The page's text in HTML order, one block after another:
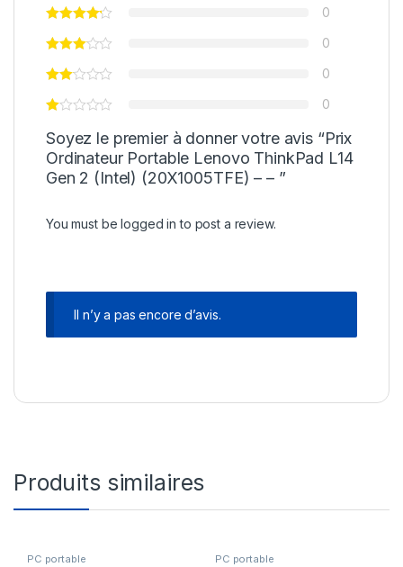
0
0
0
0
Soyez le premier à donner votre avis “Prix
Ordinateur Portable Lenovo ThinkPad L14
Gen 2 (Intel) (20X1005TFE) – – ”
You must belogged in to post a review.
Il n’y a pas encore d’avis.
Produits similaires
PC portable PC portable